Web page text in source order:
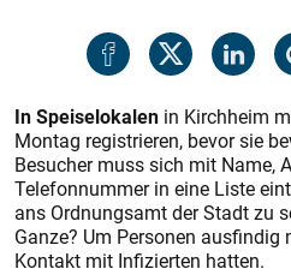
In Speiselokalen in Kirchheim
Montag registrieren, bevor sie
Besucher muss sich mit Name,
Telefonnummer in eine Liste
ans Ordnungsamt der Stadt zu
Ganze? Um Personen ausfindig
Kontakt mit Infizierten hatten.